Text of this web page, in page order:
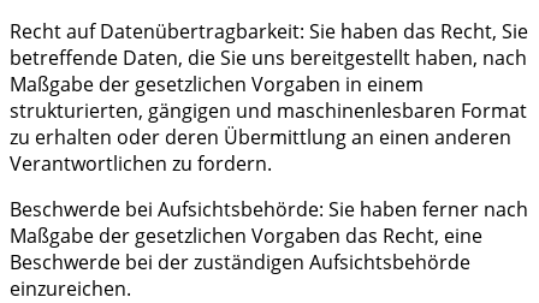
Recht auf Datenübertragbarkeit: Sie haben das Recht, Sie
betreffende Daten, die Sie uns bereitgestellt haben, nach
Maßgabe der gesetzlichen Vorgaben in einem
strukturierten, gängigen und maschinenlesbaren Format
zu erhalten oder deren Übermittlung an einen anderen
Verantwortlichen zu fordern.
Beschwerde bei Aufsichtsbehörde: Sie haben ferner nach
Maßgabe der gesetzlichen Vorgaben das Recht, eine
Beschwerde bei der zuständigen Aufsichtsbehörde
einzureichen.